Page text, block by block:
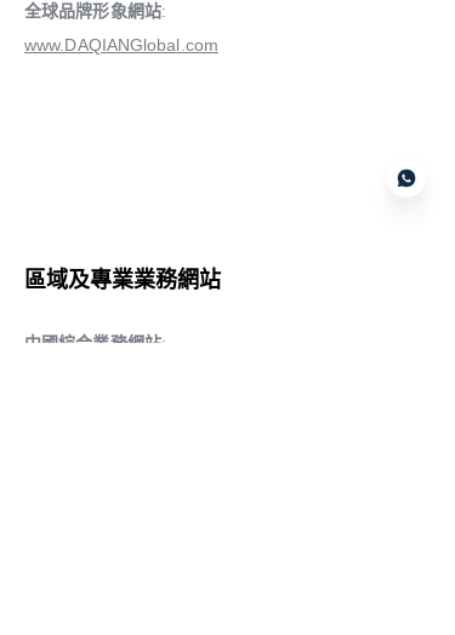
全球品牌形象網站:
www.DAQIANGlobal.com
區域及專業業務網站
中國綜合業務網站: